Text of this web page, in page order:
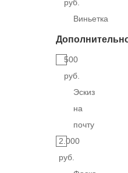
руб.
Виньетка
500
руб.
Эскиз
на
почту
2.000
руб.